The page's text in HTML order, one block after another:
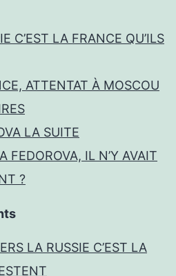
C’EST LA FRANCE QU’ILS
ATTENTAT À MOSCOU
LA SUITE
FEDOROVA, IL N’Y AVAIT
?
LA RUSSIE C’EST LA